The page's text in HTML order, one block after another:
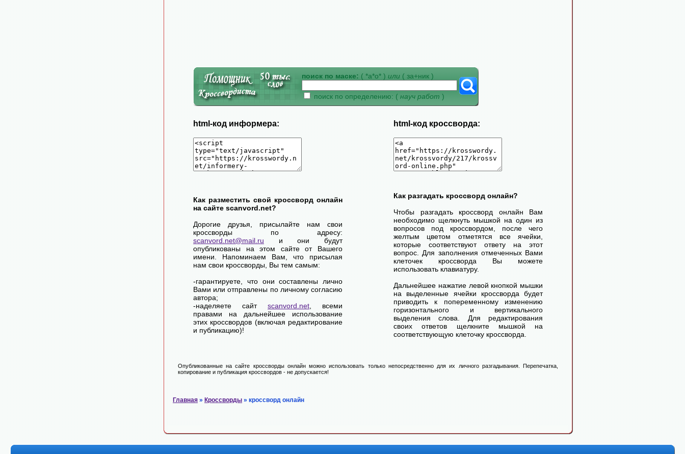
поиск по маске: ( *а*о* ) или ( за+ник )
поиск по определению: ( науч работ )
html-код информера: html-код кроссворда:
Как разместить свой кроссворд онлайн
на сайте scanvord.net?
Дорогие друзья, присылайте нам свои
кроссворды по адресу:
scanvord.net@mail.ru и они будут
опубликованы на этом сайте от Вашего
имени. Напоминаем Вам, что присылая
нам свои кроссворды, Вы тем самым:
-гарантируете, что они составлены лично
Вами или отправлены по личному согласию
автора;
-наделяете сайт scanvord.net , всеми
правами на дальнейшее использование
этих кроссвордов (включая редактирование
и публикацию)!
Как разгадать кроссворд онлайн?
Чтобы разгадать кроссворд онлайн Вам
необходимо щелкнуть мышкой на один из
вопросов под кроссвордом, после чего
желтым цветом отметятся все ячейки,
которые соответствуют ответу на этот
вопрос. Для заполнения отмеченных Вами
клеточек кроссворда Вы можете
использовать клавиатуру.
Дальнейшее нажатие левой кнопкой мышки
на выделенные ячейки кроссворда будет
приводить к попеременному изменению
горизонтального и вертикального
выделения слова. Для редактирования
своих ответов щелкните мышкой на
соответствующую клеточку кроссворда.
Опубликованные на сайте кроссворды онлайн можно использовать только непосредственно для их личного разгадывания. Перепечатка,
копирование и публикация кроссвордов - не допускается!
Главная » Кроссворды » кроссворд онлайн